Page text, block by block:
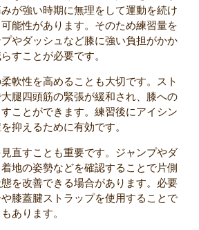
が強い時期に無理をして運動を続け
能性があります。そのため練習量を
やダッシュなど膝に強い負担がかか
すことが必要です。
軟性を高めることも大切です。スト
腿四頭筋の緊張が緩和され、膝への
ことができます。練習後にアイシン
抑えるために有効です。
直すことも重要です。ジャンプやダ
地の姿勢などを確認することで片側
を改善できる場合があります。必要
膝蓋腱ストラップを使用することで
あります。